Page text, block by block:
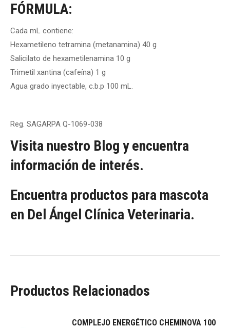
FÓRMULA:
Cada mL contiene:
Hexametileno tetramina (metanamina) 40 g
Salicilato de hexametilenamina 10 g
Trimetil xantina (cafeína) 1 g
Agua grado inyectable, c.b.p 100 mL.
Reg. SAGARPA Q-1069-038
Visita nuestro Blog y encuentra
información de interés.
Encuentra productos para mascota
en Del Ángel Clínica Veterinaria.
Productos Relacionados
COMPLEJO ENERGÉTICO CHEMINOVA 100